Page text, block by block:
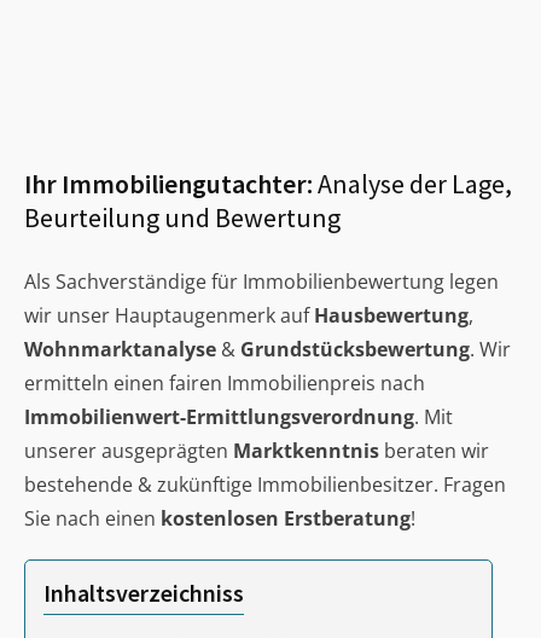
Ihr Immobiliengutachter:Analyse der Lage,
Beurteilung und Bewertung
Als Sachverständige für Immobilienbewertung legen
wir unser Hauptaugenmerk aufHausbewertung,
Wohnmarktanalyse & Grundstücksbewertung. Wir
ermitteln einen fairen Immobilienpreis nach
Immobilienwert-Ermittlungsverordnung. Mit
unserer ausgeprägten Marktkenntnis beraten wir
bestehende & zukünftige Immobilienbesitzer. Fragen
Sie nach einen kostenlosen Erstberatung!
Inhaltsverzeichniss